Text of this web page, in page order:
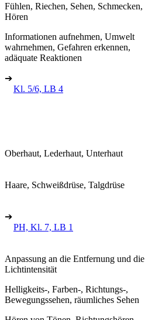
Fühlen, Riechen, Sehen, Schmecken,
Hören
Informationen aufnehmen, Umwelt
wahrnehmen, Gefahren erkennen,
adäquate Reaktionen
➔
Kl. 5/6, LB 4
Oberhaut, Lederhaut, Unterhaut
Haare, Schweißdrüse, Talgdrüse
➔
PH, Kl. 7, LB 1
Anpassung an die Entfernung und die
Lichtintensität
Helligkeits-, Farben-, Richtungs-,
Bewegungssehen, räumliches Sehen